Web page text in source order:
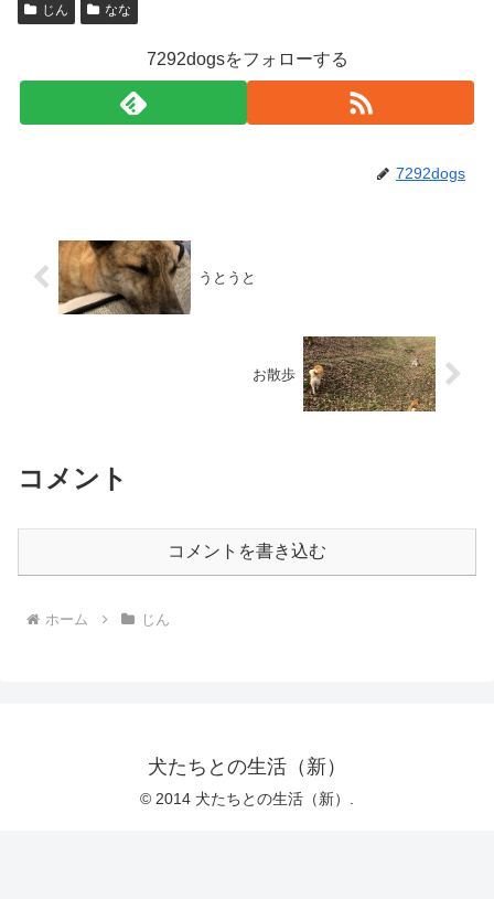
じん なな
7292dogsをフォローする
7292dogs
うとうと
お散歩
コメント
コメントを書き込む
ホーム じん
犬たちとの生活（新）
© 2014 犬たちとの生活（新）.